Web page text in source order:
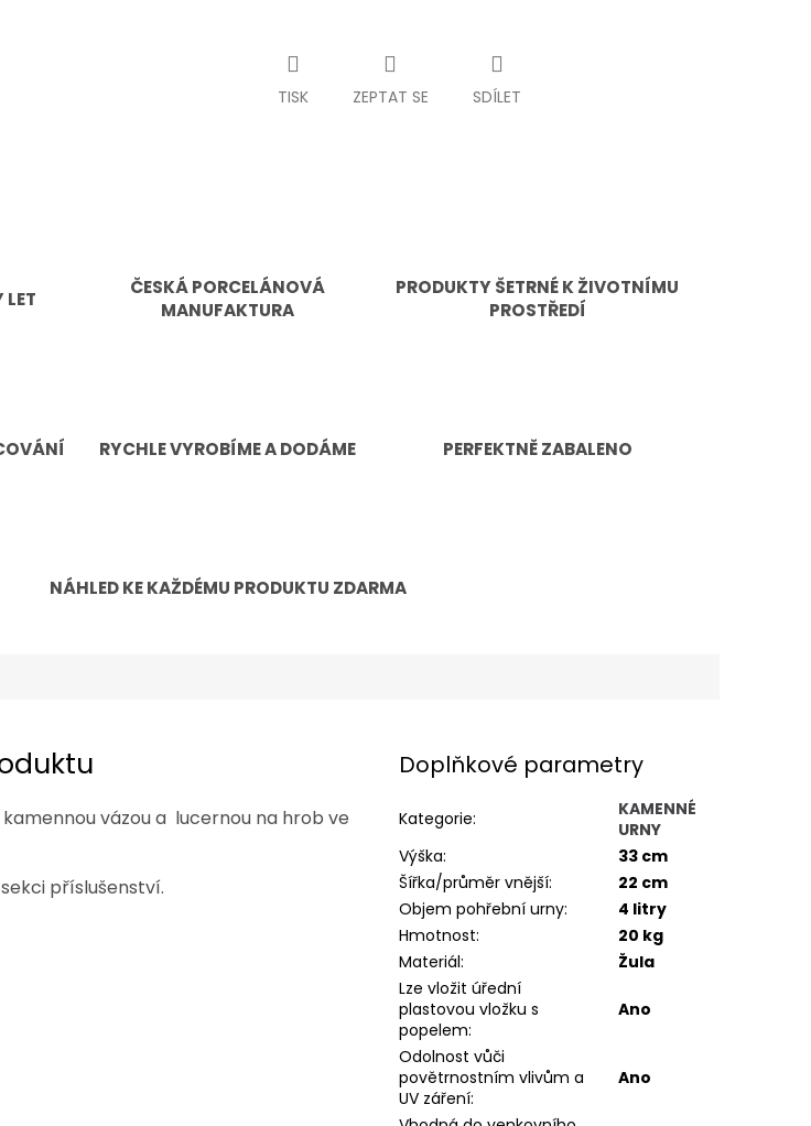
TISK ZEPTAT SE SDÍLET
LET
ČESKÁ PORCELÁNOVÁ
MANUFAKTURA
PRODUKTY ŠETRNÉ K ŽIVOTNÍMU
PROSTŘEDÍ
RYCHLE VYROBÍME A DODÁME PERFEKTNĚ ZABALENO
NÁHLED KE KAŽDÉMU PRODUKTU ZDARMA
vázou a lucernou na hrob ve
příslušenství.
Doplňkové parametry
Kategorie:
KAMENNÉ
URNY
Výška:
33 cm
Šířka/průměr vnější:
22 cm
Objem pohřební urny:
4 litry
Hmotnost:
20 kg
Materiál:
Žula
Lze vložit úřední
plastovou vložku s
popelem:
Ano
Odolnost vůči
povětrnostním vlivům a
UV záření:
Ano